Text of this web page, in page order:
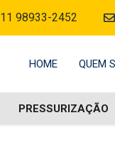
11 98933-2452
HOME QUEM
PRESSURIZAÇÃO